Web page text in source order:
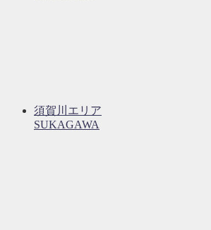
須賀川エリア
SUKAGAWA